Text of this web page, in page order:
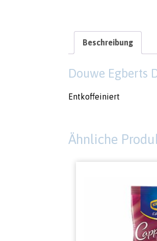
Beschreibung
Douwe Egberts
Entkoffeiniert
Ähnliche